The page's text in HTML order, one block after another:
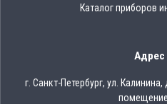
Каталог приборов
Адрес
г. Санкт-Петербург, ул.